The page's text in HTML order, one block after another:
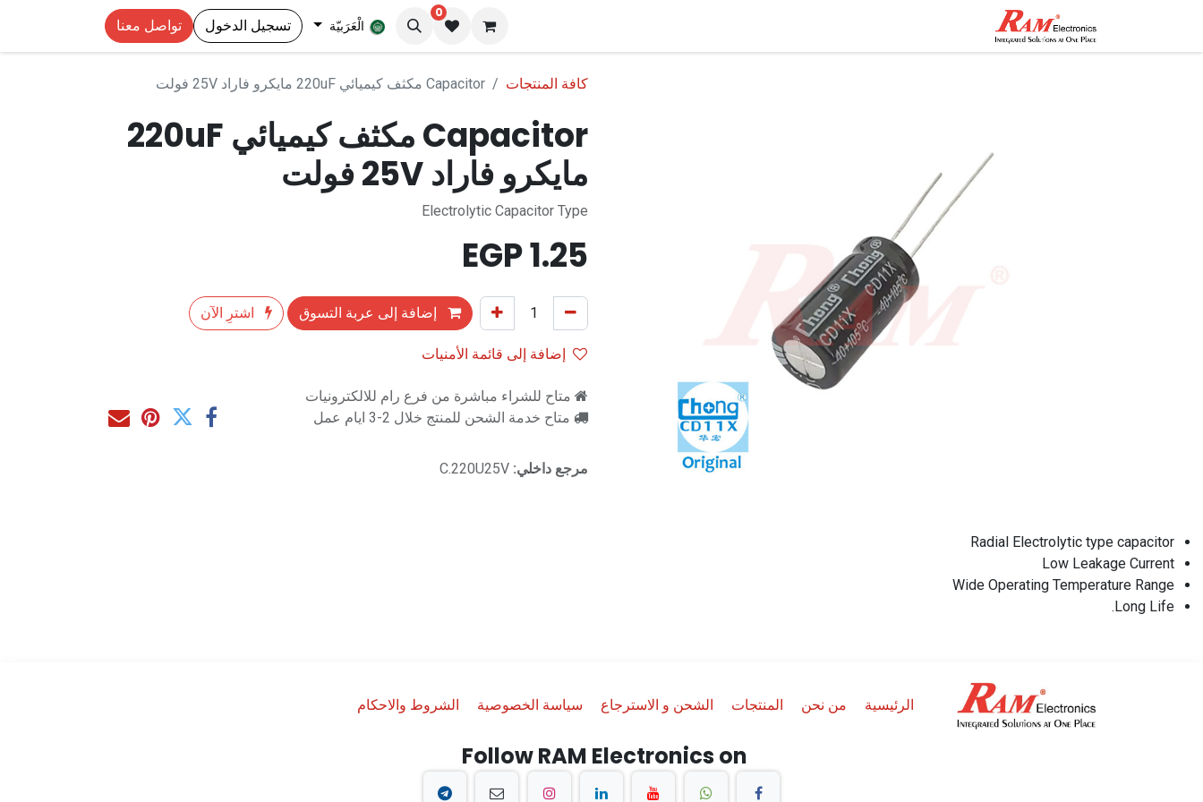
0
الْعَرَبيّة تسجيل الدخول تواصل معنا
كافة المنتجات Capacitor مكثف كيميائي 220uF مايكرو فاراد 25V فولت
Capacitor مكثف كيميائي 220uF
مايكرو فاراد 25V فولت
Electrolytic Capacitor Type
1.25
إضافة إلى عربة التسوق
اشترِ الآن
إضافة إلى قائمة الأمنيات
متاح للشراء مباشرة من فرع رام للالكترونيات
متاح خدمة الشحن للمنتج خلال 2-3 ايام عمل
مرجع داخلي: C.220U25V
Radial Electrolytic type capacitor
Low Leakage Current
Wide Operating Temperature Range
Long Life.
الرئيسية من نحن المنتجات الشحن و الاسترجاع سياسة الخصوصية الشروط والاحكام
Follow RAM Electronics on